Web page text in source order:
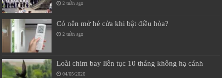
2 tuần ago
Có nên mở hé cửa khi bật điều hòa?
2 tuần ago
Loài chim bay liên tục 10 tháng không hạ cánh
04/05/2026